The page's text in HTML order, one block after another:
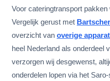
Voor cateringtransport
Vergelijk gerust met Bartscher
overzicht van overige
heel Nederland als onderdeel
verzorgen wij desgewenst,
onderdelen lopen via het